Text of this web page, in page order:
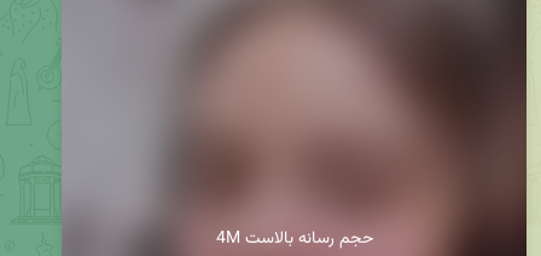
4M حجم رسانه بالاست